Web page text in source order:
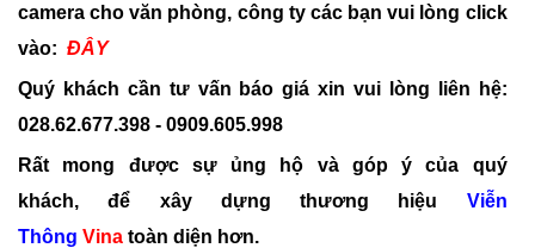
camera cho văn phòng, công ty các bạn vui lòng click
vào: ĐÂY
Quý khách cần tư vấn báo giá xin vui lòng liên hệ:
028.62.677.398 - 0909.605.998
Rất mong được sự ủng hộ và góp ý của quý
khách, để xây dựng thương hiệu Viễn
Thông Vina toàn diện hơn.